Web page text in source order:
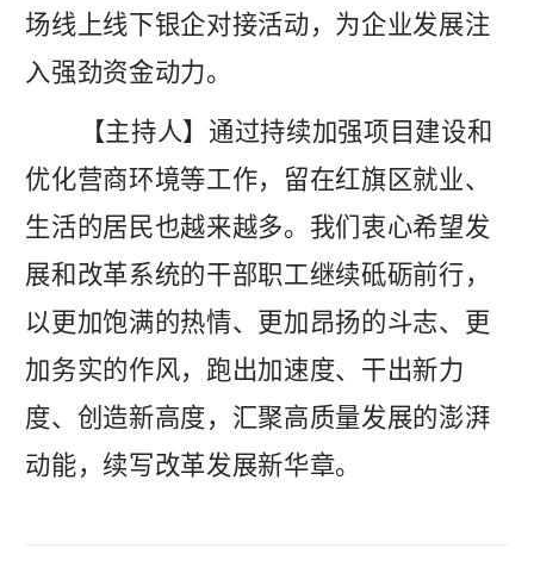
场线上线下银企对接活动，为企业发展注
入强劲资金动力。
【主持人】通过持续加强项目建设和
优化营商环境等工作，留在红旗区就业、
生活的居民也越来越多。我们衷心希望发
展和改革系统的干部职工继续砥砺前行，
以更加饱满的热情、更加昂扬的斗志、更
加务实的作风，跑出加速度、干出新力
度、创造新高度，汇聚高质量发展的澎湃
动能，续写改革发展新华章。